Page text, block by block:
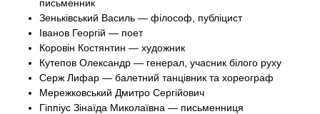
письменник
Зеньківський Василь — філософ, публіцист
Іванов Георгій — поет
Коровін Костянтин — художник
Кутепов Олександр — генерал, учасник білого руху
Серж Лифар — балетний танцівник та хореограф
Мережковський Дмитро Сергійович
Гіппіус Зінаїда Миколаївна — письменниця